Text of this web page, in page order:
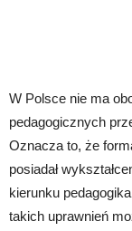
W Polsce nie ma
pedagogicznych
Oznacza to, że
posiadał
kierunku
takich uprawnień